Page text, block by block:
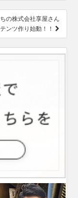
の株式会社享屋さん
ンツ作り始動！！